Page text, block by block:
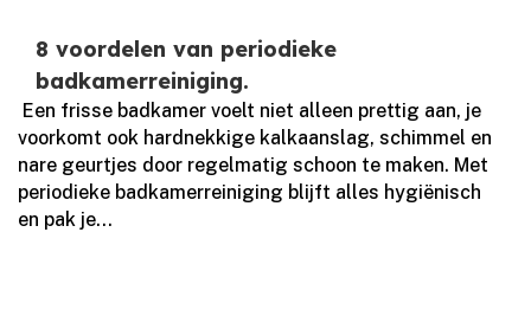
8 voordelen van periodieke
badkamerreiniging.
​ Een frisse badkamer voelt niet alleen prettig aan, je
voorkomt ook hardnekkige kalkaanslag, schimmel en
nare geurtjes door regelmatig schoon te maken.​ Met
periodieke badkamerreiniging blijft alles hygiënisch
en pak je...